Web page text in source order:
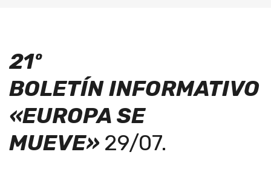
21º
BOLETÍN INFORMATIVO
«EUROPA SE
MUEVE» 29/07.